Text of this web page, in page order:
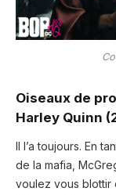
Oiseaux de
Harley Quinn
Il l’a toujours. En
de la mafia,
voulez vous blottir